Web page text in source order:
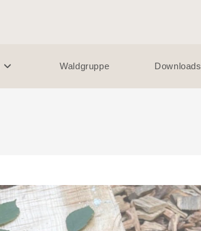
Waldgruppe Downloads